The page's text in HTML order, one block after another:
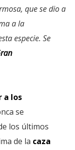
que se dio a
a la
especie. Se
a los
se
los últimos
de la caza